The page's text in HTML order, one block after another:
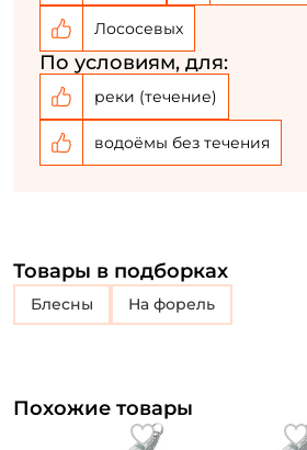
Лососевых
По условиям, для:
реки (течение)
водоёмы без течения
Товары в подборках
блесны на форель
Похожие товары